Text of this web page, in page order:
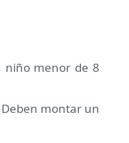
niño menor de 8
montar un